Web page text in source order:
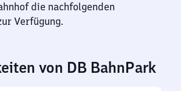
die nachfolgenden
Verfügung.
von DB BahnPark